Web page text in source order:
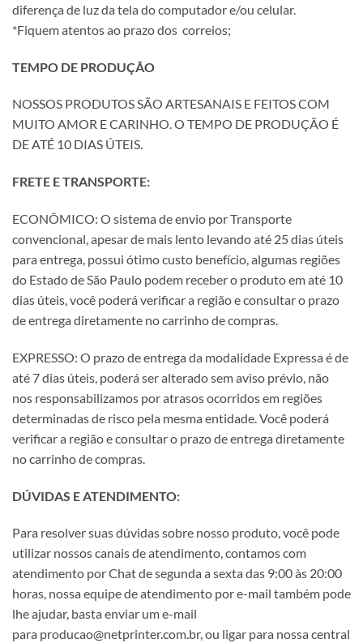
diferença de luz da tela do computador e/ou celular.
*Fiquem atentos ao prazo dos correios;
TEMPO DE PRODUÇÃO
NOSSOS PRODUTOS SÃO ARTESANAIS E FEITOS COM
MUITO AMOR E CARINHO. O TEMPO DE PRODUÇÃO É
DE ATÉ 10 DIAS ÚTEIS.
FRETE E TRANSPORTE:
ECONÔMICO: O sistema de envio por Transporte
convencional, apesar de mais lento levando até 25 dias úteis
para entrega, possui ótimo custo benefício, algumas regiões
do Estado de São Paulo podem receber o produto em até 10
dias úteis, você poderá verificar a região e consultar o prazo
de entrega diretamente no carrinho de compras.
EXPRESSO: O prazo de entrega da modalidade Expressa é de
até 7 dias úteis, poderá ser alterado sem aviso prévio, não
nos responsabilizamos por atrasos ocorridos em regiões
determinadas de risco pela mesma entidade. Você poderá
verificar a região e consultar o prazo de entrega diretamente
no carrinho de compras.
DÚVIDAS E ATENDIMENTO:
Para resolver suas dúvidas sobre nosso produto, você pode
utilizar nossos canais de atendimento, contamos com
atendimento por Chat de segunda a sexta das 9:00 às 20:00
horas, nossa equipe de atendimento por e-mail também pode
lhe ajudar, basta enviar um e-mail
para producao@netprinter.com.br, ou ligar para nossa central